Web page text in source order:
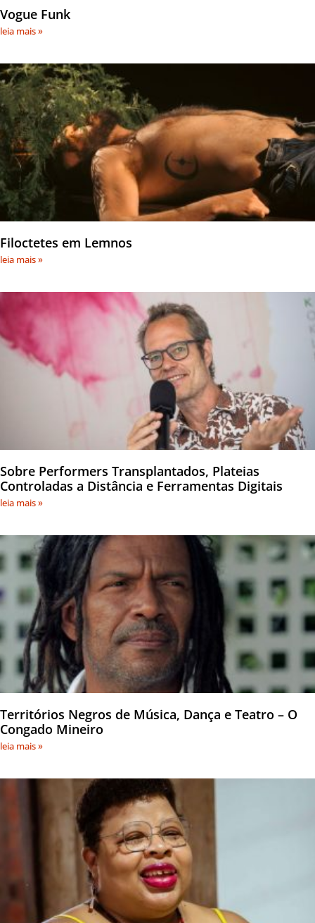
Vogue Funk
leia mais »
Filoctetes em Lemnos
leia mais »
Sobre Performers Transplantados, Plateias
Controladas a Distância e Ferramentas Digitais
leia mais »
Territórios Negros de Música, Dança e Teatro – O
Congado Mineiro
leia mais »